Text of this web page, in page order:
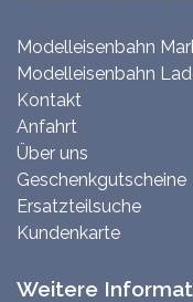
Modelleisenbahn
Modelleisenbahn
Kontakt
Anfahrt
Über uns
Geschenkgutscheine
Ersatzteilsuche
Kundenkarte
Weitere